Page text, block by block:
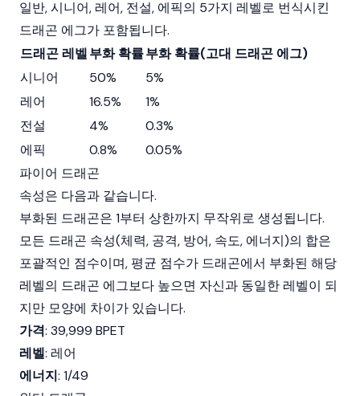
일반, 시니어, 레어, 전설, 에픽의 5가지 레벨로 번식시킨
드래곤 에그가 포함됩니다.
드래곤 레벨부화 확률부화 확률(고대 드래곤 에그)
시니어
50%
5%
레어
16.5%
1%
전설
4%
0.3%
에픽
0.8%
0.05%
파이어 드래곤
속성은 다음과 같습니다.
부화된 드래곤은 1부터 상한까지 무작위로 생성됩니다.
모든 드래곤 속성(체력, 공격, 방어, 속도, 에너지)의 합은
포괄적인 점수이며, 평균 점수가 드래곤에서 부화된 해당
레벨의 드래곤 에그보다 높으면 자신과 동일한 레벨이 되
지만 모양에 차이가 있습니다.
가격: 39,999 BPET
레벨: 레어
에너지: 1/49